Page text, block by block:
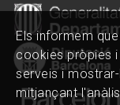
Els informem
cookies pròpies
serveis i
mitjançant